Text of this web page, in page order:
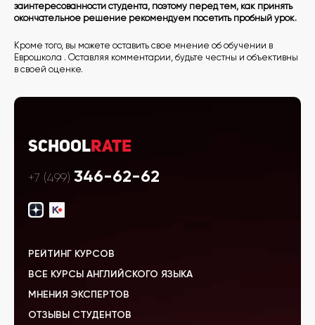
заинтересованности студента, поэтому перед тем, как принять
окончательное решение рекомендуем посетить пробный урок.
Кроме того, вы можете оставить свое мнение об обучении в
Еврошкола . Оставляя комментарии, будьте честны и объективны
в своей оценке.
SchoolRate
+7 (499) 346-62-62
РЕЙТИНГ КУРСОВ
ВСЕ КУРСЫ АНГЛИЙСКОГО ЯЗЫКА
МНЕНИЯ ЭКСПЕРТОВ
ОТЗЫВЫ СТУДЕНТОВ